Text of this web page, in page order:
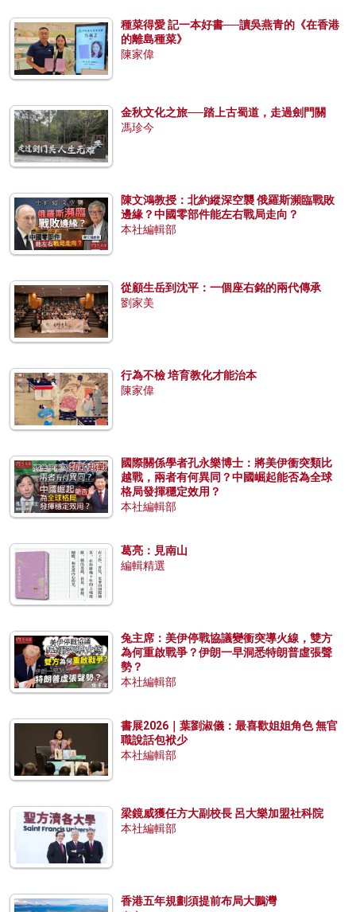
種菜得愛 記一本好書──讀吳燕青的《在香港
的離島種菜》
陳家偉
金秋文化之旅──踏上古蜀道，走過劍門關
馮珍今
陳文鴻教授：北約縱深空襲 俄羅斯瀕臨戰敗
邊緣？中國零部件能左右戰局走向？
本社編輯部
從顧生岳到沈平：一個座右銘的兩代傳承
劉家美
行為不檢 培育教化才能治本
陳家偉
國際關係學者孔永樂博士：將美伊衝突類比
越戰，兩者有何異同？中國崛起能否為全球
格局發揮穩定效用？
本社編輯部
葛亮：見南山
編輯精選
兔主席：美伊停戰協議變衝突導火線，雙方
為何重啟戰爭？伊朗一早洞悉特朗普虛張聲
勢？
本社編輯部
書展2026｜葉劉淑儀：最喜歡姐姐角色 無官
職說話包袱少
本社編輯部
梁鏡威獲任方大副校長 呂大樂加盟社科院
本社編輯部
香港五年規劃須提前布局大鵬灣